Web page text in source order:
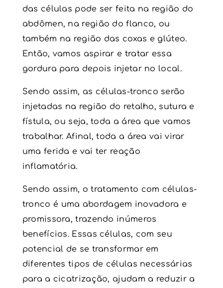
das células pode ser feita na região do
abdômen, na região do flanco, ou
também na região das coxas e glúteo.
Então, vamos aspirar e tratar essa
gordura para depois injetar no local.
Sendo assim, as células-tronco serão
injetadas na região do retalho, sutura e
fístula, ou seja, toda a área que vamos
trabalhar. Afinal, toda a área vai virar
uma ferida e vai ter reação
inflamatória.
Sendo assim, otratamento com células-
tronco é uma abordagem inovadora e
promissora, trazendo inúmeros
benefícios. Essas células, com seu
potencial de se transformar em
diferentes tipos de células necessárias
para a cicatrização, ajudam a reduzir a